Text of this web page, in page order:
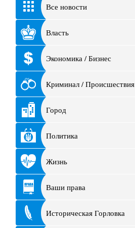
Все новости
Власть
Экономика / Бизнес
Криминал / Происшествия
Город
Политика
Жизнь
Ваши права
Историческая Горловка